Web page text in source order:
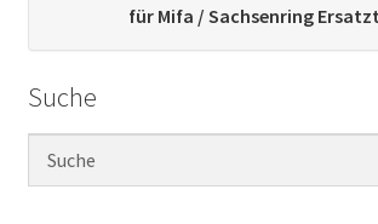
Kontakt
Sachs Ersatzteile
für Mifa / Sachsenring
Suche